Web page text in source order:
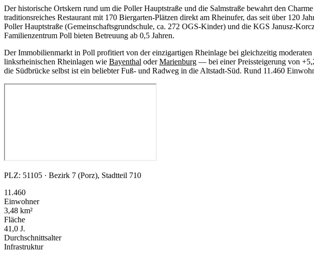
Der historische Ortskern rund um die Poller Hauptstraße und die Salmstraße bewahrt den
traditionsreiches Restaurant mit 170 Biergarten-Plätzen direkt am Rheinufer, das seit über 120
Poller Hauptstraße (Gemeinschaftsgrundschule, ca. 272 OGS-Kinder) und die KGS Janusz-
Familienzentrum Poll bieten Betreuung ab 0,5 Jahren.
Der Immobilienmarkt in Poll profitiert von der einzigartigen Rheinlage bei gleichzeitig
linksrheinischen Rheinlagen wie Bayenthal oderMarienburg — bei einer Preissteigerung von
die Südbrücke selbst ist ein beliebter Fuß- und Radweg in die Altstadt-Süd. Rund 11.460
PLZ: 51105 · Bezirk 7 (Porz), Stadtteil 710
11.460
Einwohner
3,48 km²
Fläche
41,0 J.
Durchschnittsalter
Infrastruktur